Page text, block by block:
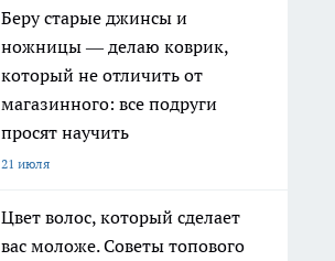
Беру старые джинсы и
ножницы — делаю коврик,
который не отличить от
магазинного: все подруги
просят научить
21 июля
Цвет волос, который сделает
вас моложе. Советы топового